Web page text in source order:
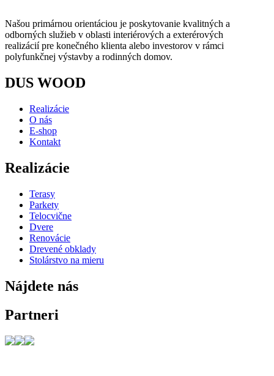
Našou primárnou orientáciou je poskytovanie kvalitných a
odborných služieb v oblasti interiérových a exterérových
realizácií pre konečného klienta alebo investorov v rámci
polyfunkčnej výstavby a rodinných domov.
DUS WOOD
Realizácie
O nás
E-shop
Kontakt
Realizácie
Terasy
Parkety
Telocvične
Dvere
Renovácie
Drevené obklady
Stolárstvo na mieru
Nájdete nás
Partneri